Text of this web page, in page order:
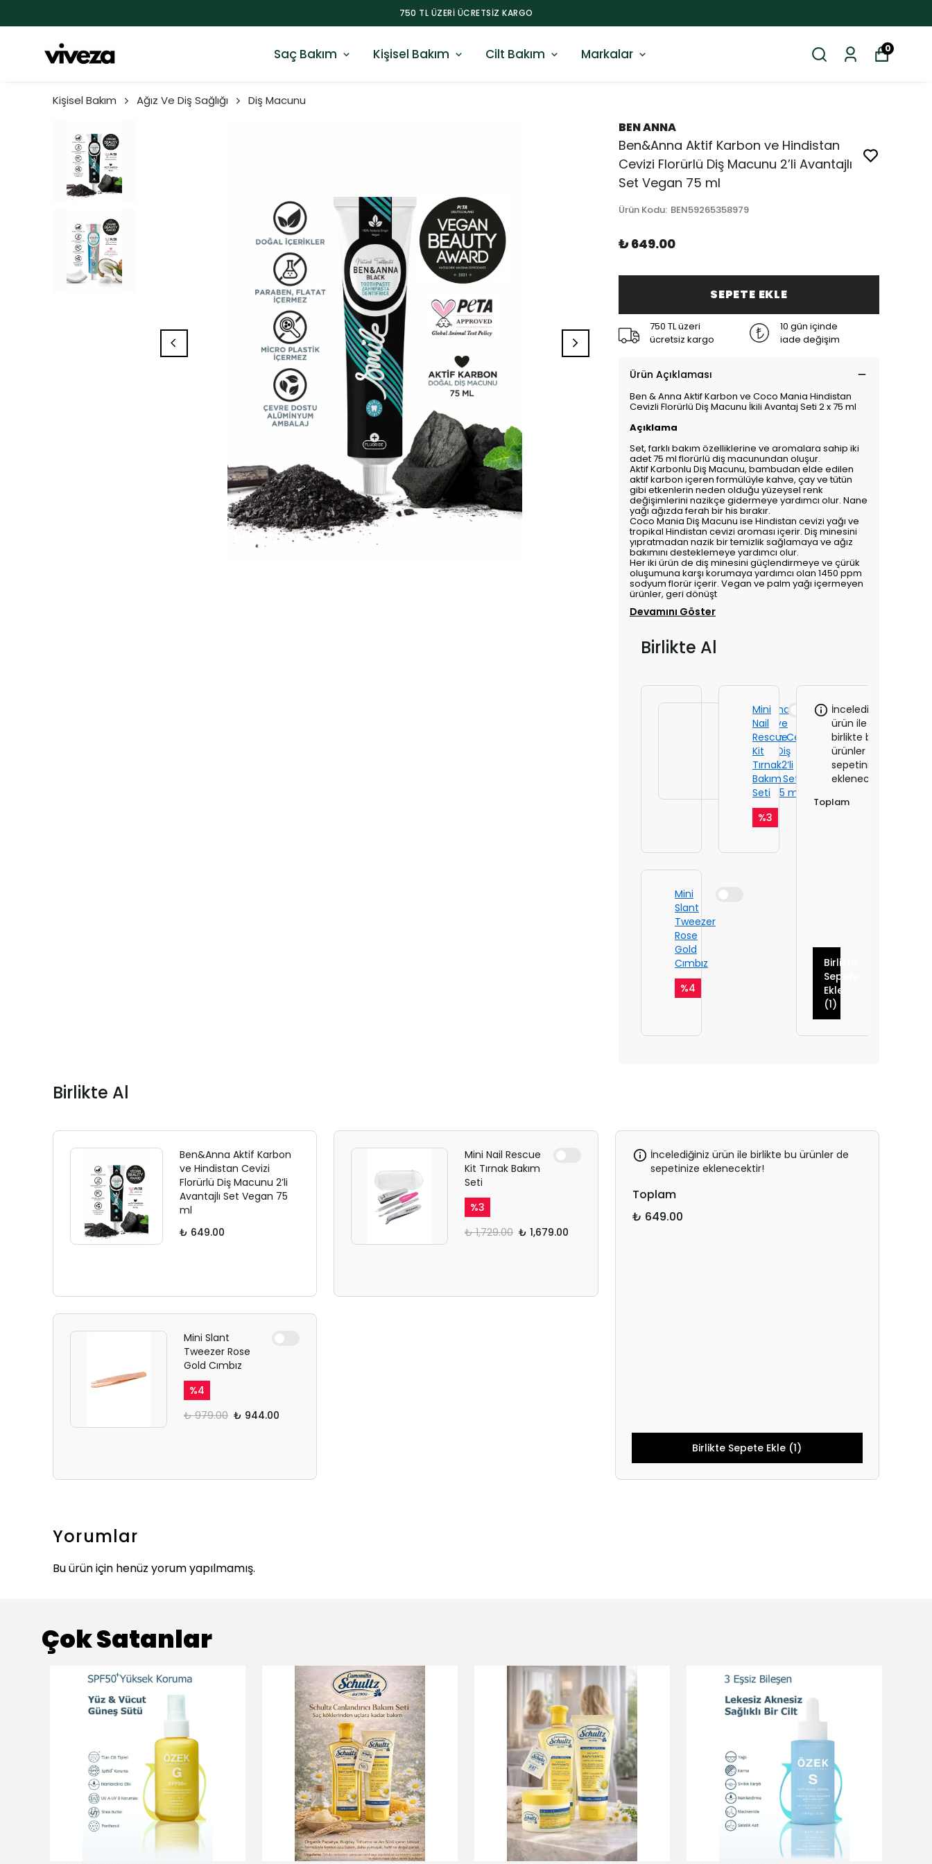
750 TL ÜZERI ÜCRETSIZ KARGO
Saç Bakım Kişisel Bakım Cilt Bakım Markalar 0
Kişisel Bakım Ağız Ve Diş Sağlığı Diş Macunu
BEN ANNA
Ben&Anna Aktif Karbon ve Hindistan
Cevizi Florürlü Diş Macunu 2’li Avantajlı
Set Vegan 75 ml
Ürün Kodu: BEN59265358979
₺ 649.00
SEPETE EKLE
750 TL üzeri
ücretsiz kargo
10 gün içinde
iade değişim
Ürün Açıklaması
Ben & Anna Aktif Karbon ve Coco Mania Hindistan
Cevizli Florürlü Diş Macunu İkili Avantaj Seti 2 x 75 ml
Açıklama
Set, farklı bakım özelliklerine ve aromalara sahip iki
adet 75 ml florürlü diş macunundan oluşur.
Aktif Karbonlu Diş Macunu, bambudan elde edilen
aktif karbon içeren formülüyle kahve, çay ve tütün
gibi etkenlerin neden olduğu yüzeysel renk
değişimlerini nazikçe gidermeye yardımcı olur. Nane
yağı ağızda ferah bir his bırakır.
Coco Mania Diş Macunu ise Hindistan cevizi yağı ve
tropikal Hindistan cevizi aroması içerir. Diş minesini
yıpratmadan nazik bir temizlik sağlamaya ve ağız
bakımını desteklemeye yardımcı olur.
Her iki ürün de diş minesini güçlendirmeye ve çürük
oluşumuna karşı korumaya yardımcı olan 1450 ppm
sodyum florür içerir. Vegan ve palm yağı içermeyen
ürünler, geri dönüşt
Devamını Göster
Birlikte Al
Ben&Anna Aktif
Karbon ve
Hindistan Cevizi
Florürlü Diş
Macunu 2’li
Avantajlı Set
Vegan 75 ml
Mini
Nail
Rescue
Kit
Tırnak
Bakım
Seti
%3
Mini
Slant
Tweezer
Rose
Gold
Cımbız
%4
İncelediğiniz
ürün ile
birlikte bu
ürünler de
sepetinize
eklenecektir!
Toplam
Birlikte
Sepete
Ekle
(1)
Birlikte Al
Ben&Anna Aktif Karbon
ve Hindistan Cevizi
Florürlü Diş Macunu 2’li
Avantajlı Set Vegan 75
ml
₺ 649.00
Mini Nail Rescue
Kit Tırnak Bakım
Seti
%3
₺ 1,729.00 ₺ 1,679.00
Mini Slant
Tweezer Rose
Gold Cımbız
%4
₺ 979.00 ₺ 944.00
İncelediğiniz ürün ile birlikte bu ürünler de
sepetinize eklenecektir!
Toplam
₺ 649.00
Birlikte Sepete Ekle (1)
Yorumlar
Bu ürün için henüz yorum yapılmamış.
Çok Satanlar